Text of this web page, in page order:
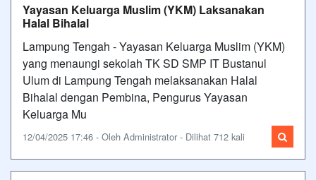
Yayasan Keluarga Muslim (YKM) Laksanakan
Halal Bihalal
Lampung Tengah - Yayasan Keluarga Muslim (YKM)
yang menaungi sekolah TK SD SMP IT Bustanul
Ulum di Lampung Tengah melaksanakan Halal
Bihalal dengan Pembina, Pengurus Yayasan
Keluarga Mu
12/04/2025 17:46 - Oleh Administrator - Dilihat 712 kali